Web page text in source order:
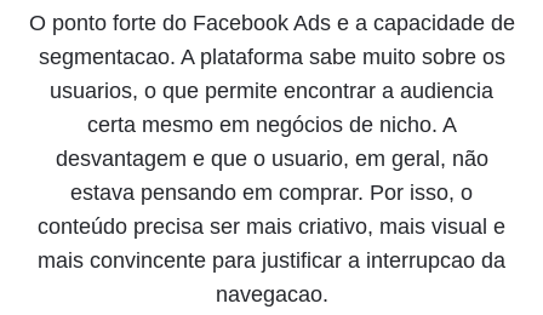
O ponto forte do Facebook Ads e a capacidade de
segmentacao. A plataforma sabe muito sobre os
usuarios, o que permite encontrar a audiencia
certa mesmo em negócios de nicho. A
desvantagem e que o usuario, em geral, não
estava pensando em comprar. Por isso, o
conteúdo precisa ser mais criativo, mais visual e
mais convincente para justificar a interrupcao da
navegacao.